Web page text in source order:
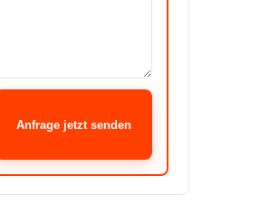
Anfrage jetzt senden